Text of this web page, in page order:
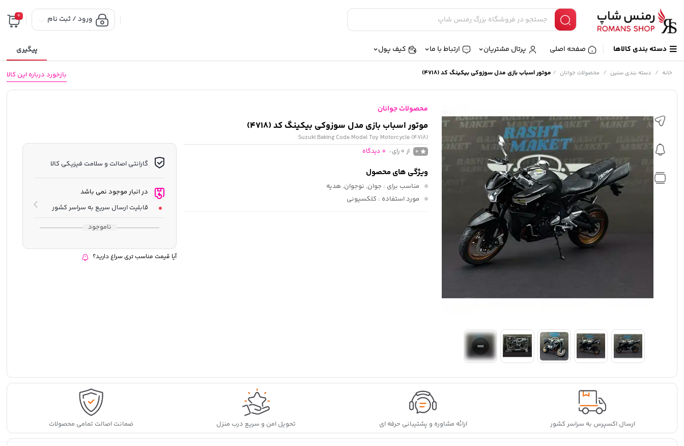
ورود / ثبت نام 0
دسته بندی کالاها صفحه اصلی پرتال مشتریان ارتباط با ما کیف پول پیگیری
بازخورد درباره این کالا خانه / دسته بندی سنین / محصولات جوانان / موتور اسباب بازی مدل سوزوکی بیکینگ کد (4718)
محصولات جوانان
موتور اسباب بازی مدل سوزوکی بیکینگ کد (4718)
Suzuki Baking Code Model Toy Motorcycle (4718)
0 از 0 رای 0 دیدگاه
ویژگی های محصول
مناسب برای : جوان, نوجوان, هدیه
مورد استفاده : کلکسیونی
گارانتی اصالت و سلامت فیزیکی کالا
در انبار موجود نمی باشد
قابلیت ارسال سریع به سراسر کشور
ناموجود
آیا قیمت مناسب تری سراغ دارید؟
ارسال اکسپرس به سراسر کشور ارائه مشاوره و پشتیبانی حرفه ای تحویل امن و سریع درب منزل ضمانت اصالت تمامی محصولات